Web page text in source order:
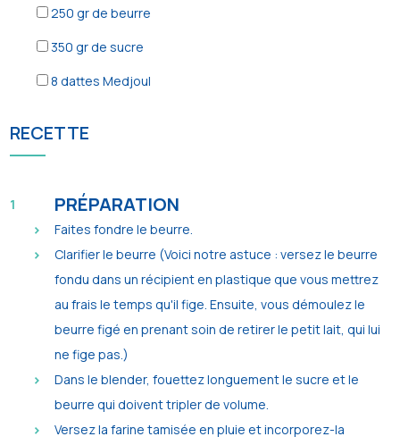
250 gr de beurre
350 gr de sucre
8 dattes Medjoul
RECETTE
PRÉPARATION
Faites fondre le beurre.
Clarifier le beurre (Voici notre astuce : versez le beurre
fondu dans un récipient en plastique que vous mettrez
au frais le temps qu'il fige. Ensuite, vous démoulez le
beurre figé en prenant soin de retirer le petit lait, qui lui
ne fige pas.)
Dans le blender, fouettez longuement le sucre et le
beurre qui doivent tripler de volume.
Versez la farine tamisée en pluie et incorporez-la